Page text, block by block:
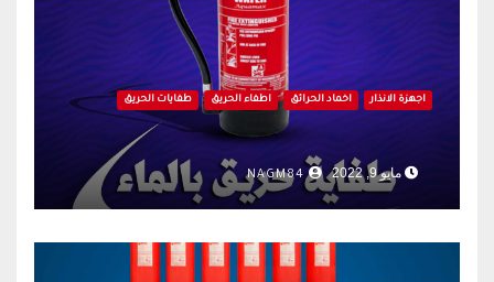
اجهزة الانذار اخماد الحرائق اطفاء الحريق طفايات الحريق
مايو 9, 2022 NAGM84